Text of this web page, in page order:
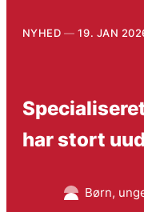
NYHED 19. JAN
har stort
Børn,